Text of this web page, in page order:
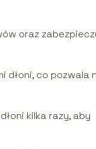
oraz
dłoni, co pozwala
kilka razy, aby